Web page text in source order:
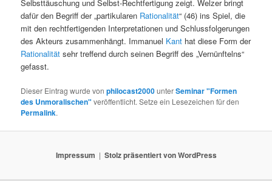
Selbsttäuschung und Selbst-Rechtfertigung zeigt. Welzer bringt
dafür den Begriff der „partikularen Rationalität“ (46) ins Spiel, die
mit den rechtfertigenden Interpretationen und Schlussfolgerungen
des Akteurs zusammenhängt. Immanuel Kant hat diese Form der
Rationalität sehr treffend durch seinen Begriff des „Vernünftelns“
gefasst.
Dieser Eintrag wurde vonphilocast2000unterSeminar "Formen
des Unmoralischen" veröffentlicht. Setze ein Lesezeichen für den
Permalink.
Impressum Stolz präsentiert von WordPress